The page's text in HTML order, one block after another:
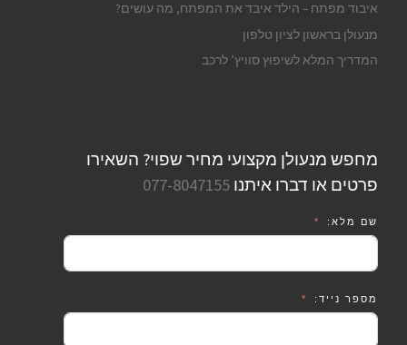
איבוד מפתח – הילד איבד את המפתח, מה עושים?
מנעולן בראשון לציון טלפון
המדריך המלא לשיפוץ סוויץ’ לרכב
מחפש מנעולן מקצועי מחיר שפוי? השאירו
פרטים או דברו איתנו 077-8047155
שם מלא:
מספר נייד: